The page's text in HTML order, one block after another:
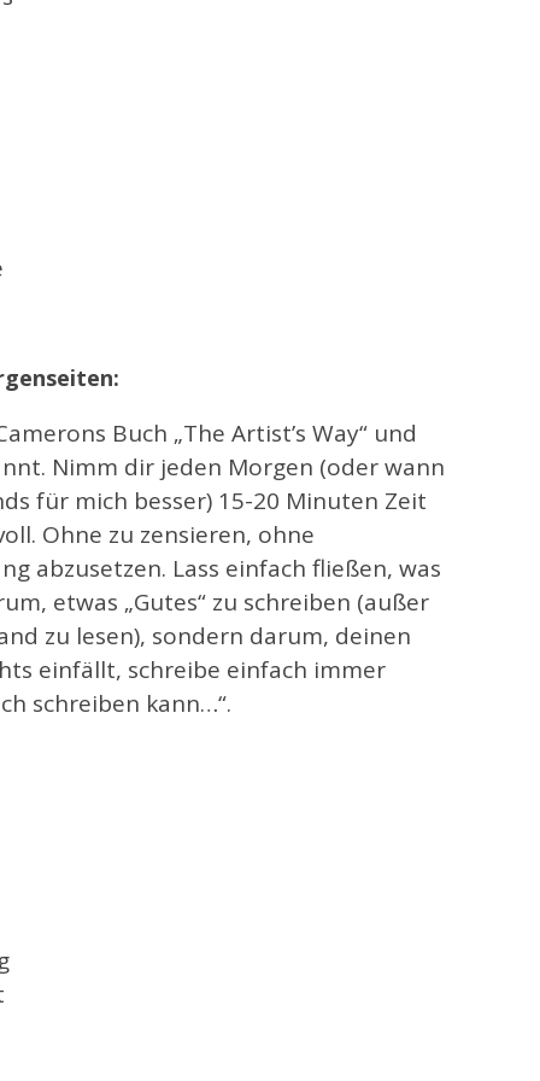
Buch „The Artist’s Way“ und
Nimm dir jeden Morgen (oder wann
für mich besser) 15-20 Minuten Zeit
Ohne zu zensieren, ohne
abzusetzen. Lass einfach fließen, was
etwas „Gutes“ zu schreiben (außer
zu lesen), sondern darum, deinen
einfällt, schreibe einfach immer
schreiben kann…“.